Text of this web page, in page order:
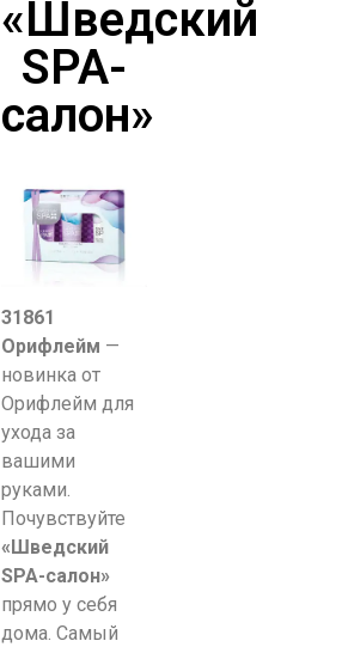
«Шведский
SPA-
салон»
31861
Орифлейм —
новинка от
Орифлейм для
ухода за
вашими
руками.
Почувствуйте
«Шведский
SPA-салон»
прямо у себя
дома. Самый